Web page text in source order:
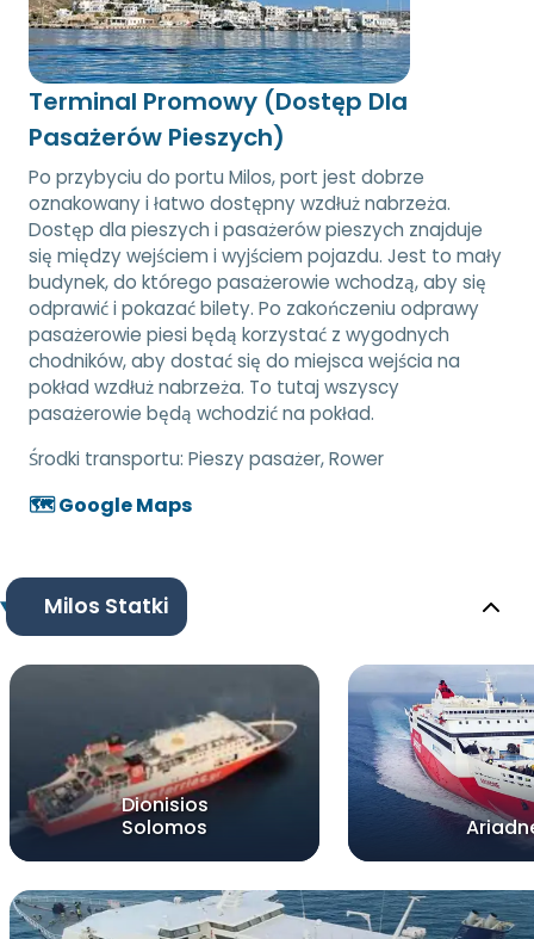
Terminal Promowy (Dostęp Dla
Pasażerów Pieszych)
Po przybyciu do portu Milos, port jest dobrze
oznakowany i łatwo dostępny wzdłuż nabrzeża.
Dostęp dla pieszych i pasażerów pieszych znajduje
się między wejściem i wyjściem pojazdu. Jest to mały
budynek, do którego pasażerowie wchodzą, aby się
odprawić i pokazać bilety. Po zakończeniu odprawy
pasażerowie piesi będą korzystać z wygodnych
chodników, aby dostać się do miejsca wejścia na
pokład wzdłuż nabrzeża. To tutaj wszyscy
pasażerowie będą wchodzić na pokład.
Środki transportu: Pieszy pasażer, Rower
🗺️ Google Maps
Milos Statki
Dionisios
Solomos